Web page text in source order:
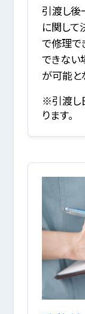
引渡し
に関し
で修理で
できない
が可能と
※引渡し
ります。